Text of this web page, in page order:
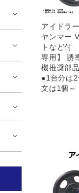
アイドラ
ヤンマー
トなど付
専用】 誘
機推奨部
●1台分は
文は1個～